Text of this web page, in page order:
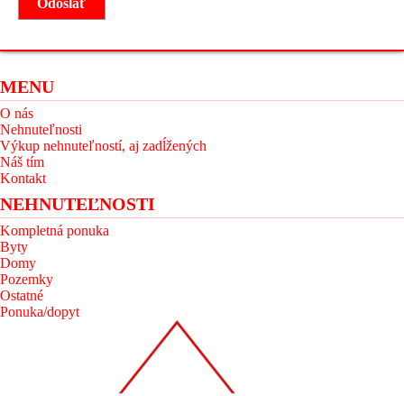
MENU
O nás
Nehnuteľnosti
Výkup nehnuteľností, aj zadĺžených
Náš tím
Kontakt
NEHNUTEĽNOSTI
Kompletná ponuka
Byty
Domy
Pozemky
Ostatné
Ponuka/dopyt